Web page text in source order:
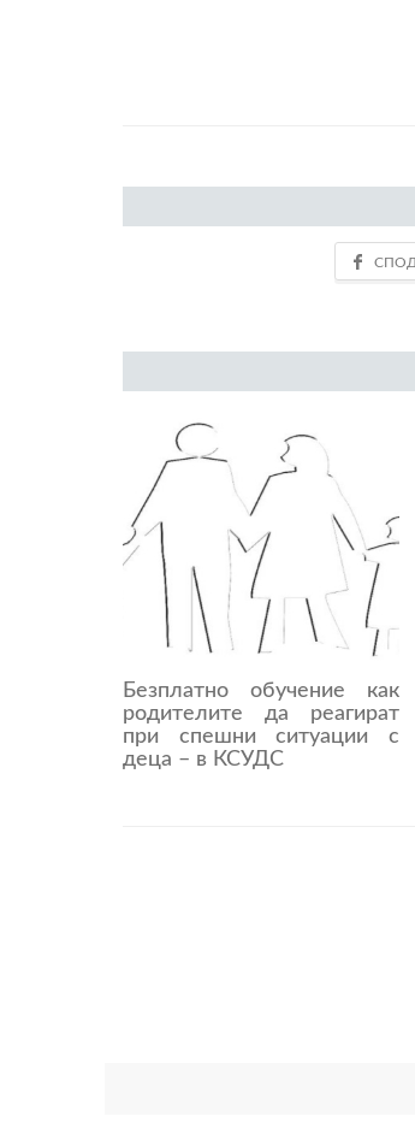
Безплатно обучение как
родителите да реагират
при спешни ситуации с
деца – в КСУДС